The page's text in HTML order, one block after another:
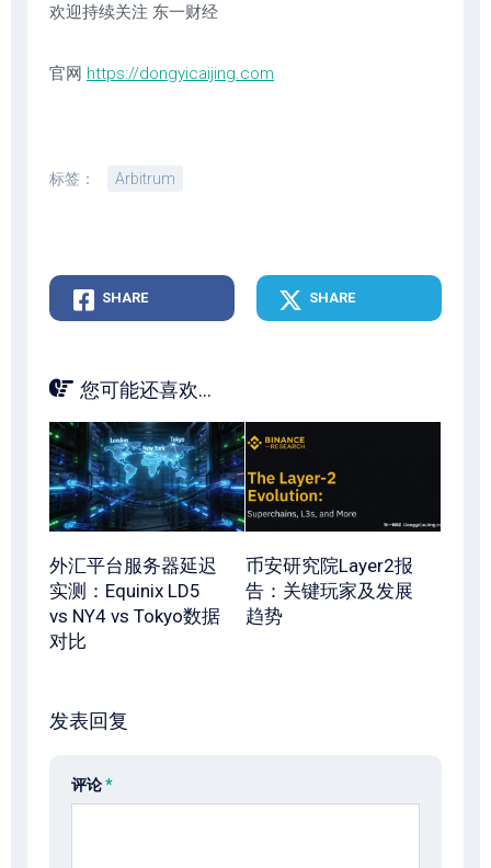
欢迎持续关注 东一财经
官网 https://dongyicaijing.com
标签： Arbitrum
SHARE SHARE
您可能还喜欢...
外汇平台服务器延迟
实测：Equinix LD5
vs NY4 vs Tokyo数据
对比
币安研究院Layer2报
告：关键玩家及发展
趋势
发表回复
评论*